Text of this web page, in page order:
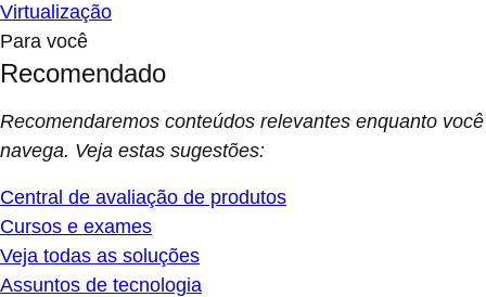
Virtualização
Para você
Recomendado
Recomendaremos conteúdos relevantes enquanto você
navega. Veja estas sugestões:
Central de avaliação de produtos
Cursos e exames
Veja todas as soluções
Assuntos de tecnologia